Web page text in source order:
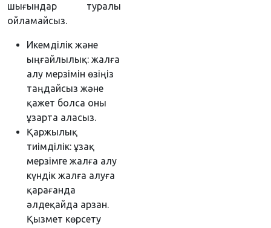
шығындар туралы
ойламайсыз.
Икемділік және
ыңғайлылық: жалға
алу мерзімін өзіңіз
таңдайсыз және
қажет болса оны
ұзарта аласыз.
Қаржылық
тиімділік: ұзақ
мерзімге жалға алу
күндік жалға алуға
қарағанда
әлдеқайда арзан.
Қызмет көрсету